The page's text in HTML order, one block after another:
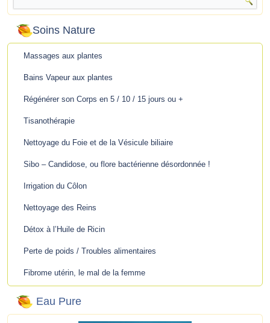
Soins Nature
Massages aux plantes
Bains Vapeur aux plantes
Régénérer son Corps en 5 / 10 / 15 jours ou +
Tisanothérapie
Nettoyage du Foie et de la Vésicule biliaire
Sibo – Candidose, ou flore bactérienne désordonnée !
Irrigation du Côlon
Nettoyage des Reins
Détox à l’Huile de Ricin
Perte de poids / Troubles alimentaires
Fibrome utérin, le mal de la femme
Eau Pure